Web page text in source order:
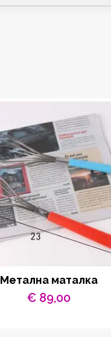
Метална маталка
€ 89,00